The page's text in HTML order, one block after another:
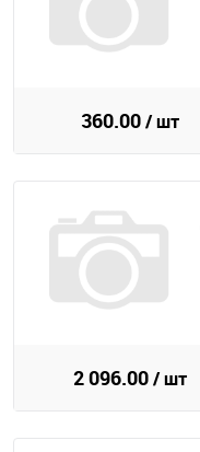
360.00/ шт
2 096.00/ шт